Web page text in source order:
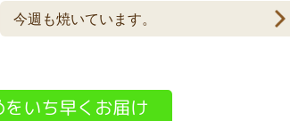
今週も焼いています。